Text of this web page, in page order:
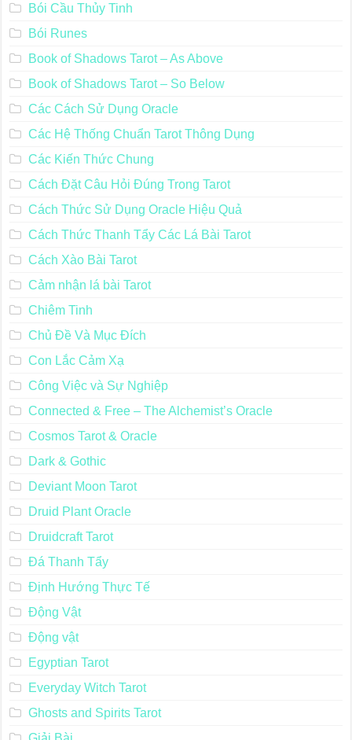
Bói Cầu Thủy Tinh
Bói Runes
Book of Shadows Tarot – As Above
Book of Shadows Tarot – So Below
Các Cách Sử Dụng Oracle
Các Hệ Thống Chuẩn Tarot Thông Dụng
Các Kiến Thức Chung
Cách Đặt Câu Hỏi Đúng Trong Tarot
Cách Thức Sử Dụng Oracle Hiệu Quả
Cách Thức Thanh Tẩy Các Lá Bài Tarot
Cách Xào Bài Tarot
Cảm nhận lá bài Tarot
Chiêm Tinh
Chủ Đề Và Mục Đích
Con Lắc Cảm Xạ
Công Việc và Sự Nghiệp
Connected & Free – The Alchemist’s Oracle
Cosmos Tarot & Oracle
Dark & Gothic
Deviant Moon Tarot
Druid Plant Oracle
Druidcraft Tarot
Đá Thanh Tẩy
Định Hướng Thực Tế
Động Vật
Động vật
Egyptian Tarot
Everyday Witch Tarot
Ghosts and Spirits Tarot